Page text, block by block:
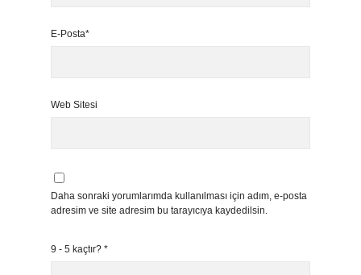
E-Posta*
Web Sitesi
Daha sonraki yorumlarımda kullanılması için adım, e-posta
adresim ve site adresim bu tarayıcıya kaydedilsin.
9 - 5 kaçtır? *